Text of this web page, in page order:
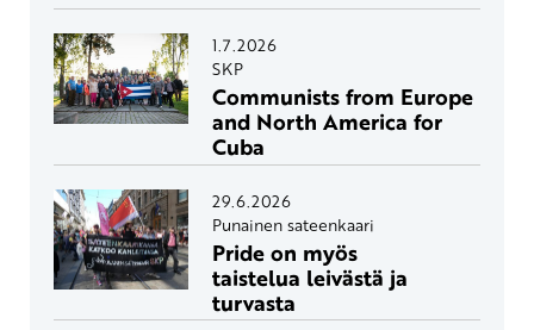
1.7.2026
SKP
Communists from Europe
and North America for
Cuba
29.6.2026
Punainen sateenkaari
Pride on myös
taistelua leivästä ja
turvasta